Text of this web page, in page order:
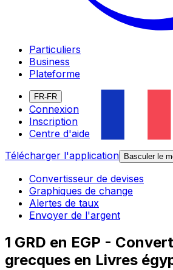
Particuliers
Business
Plateforme
FR-FR
Connexion
Inscription
Centre d'aide
Télécharger l'application
Basculer le
Convertisseur de devises
Graphiques de change
Alertes de taux
Envoyer de l'argent
1 GRD en EGP -
grecques en Livres